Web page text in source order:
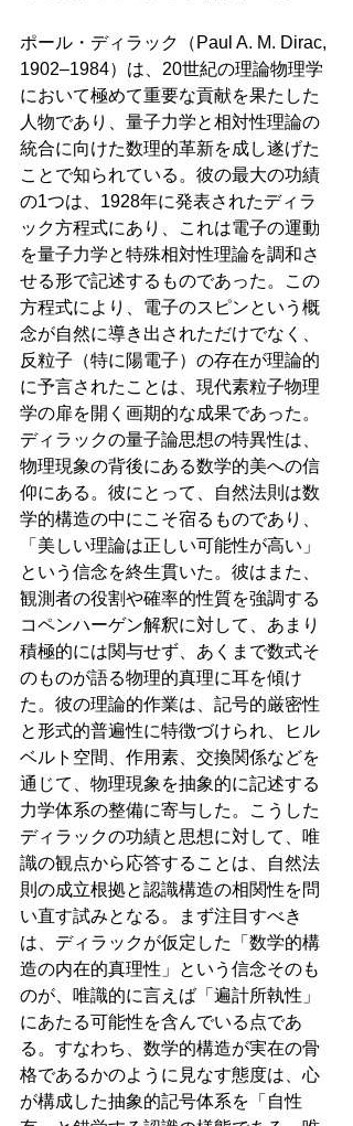
ポール・ディラック（Paul A. M. Dirac,
1902–1984）は、20世紀の理論物理学
において極めて重要な貢献を果たした
人物であり、量子力学と相対性理論の
統合に向けた数理的革新を成し遂げた
ことで知られている。彼の最大の功績
の1つは、1928年に発表されたディラ
ック方程式にあり、これは電子の運動
を量子力学と特殊相対性理論を調和さ
せる形で記述するものであった。この
方程式により、電子のスピンという概
念が自然に導き出されただけでなく、
反粒子（特に陽電子）の存在が理論的
に予言されたことは、現代素粒子物理
学の扉を開く画期的な成果であった。
ディラックの量子論思想の特異性は、
物理現象の背後にある数学的美への信
仰にある。彼にとって、自然法則は数
学的構造の中にこそ宿るものであり、
「美しい理論は正しい可能性が高い」
という信念を終生貫いた。彼はまた、
観測者の役割や確率的性質を強調する
コペンハーゲン解釈に対して、あまり
積極的には関与せず、あくまで数式そ
のものが語る物理的真理に耳を傾け
た。彼の理論的作業は、記号的厳密性
と形式的普遍性に特徴づけられ、ヒル
ベルト空間、作用素、交換関係などを
通じて、物理現象を抽象的に記述する
力学体系の整備に寄与した。こうした
ディラックの功績と思想に対して、唯
識の観点から応答することは、自然法
則の成立根拠と認識構造の相関性を問
い直す試みとなる。まず注目すべき
は、ディラックが仮定した「数学的構
造の内在的真理性」という信念そのも
のが、唯識的に言えば「遍計所執性」
にあたる可能性を含んでいる点であ
る。すなわち、数学的構造が実在の骨
格であるかのように見なす態度は、心
が構成した抽象的記号体系を「自性